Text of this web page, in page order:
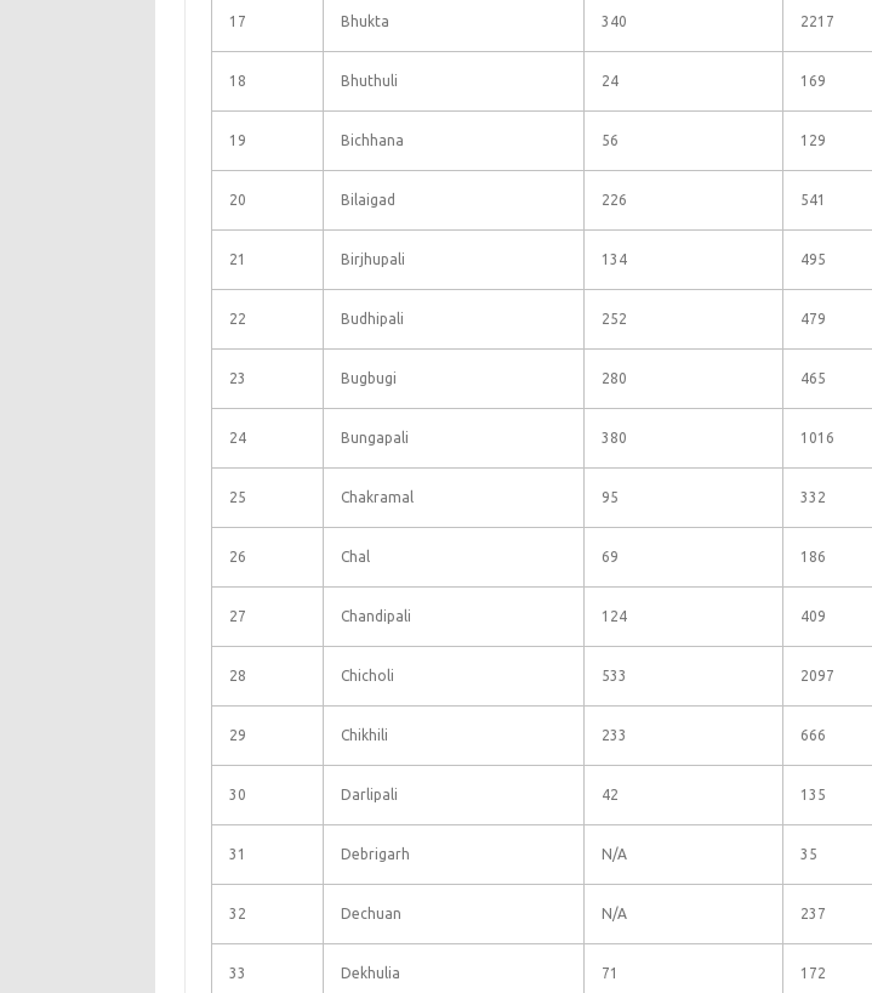
17 Bhukta 340 2217
18 Bhuthuli 24 169
19 Bichhana 56 129
20 Bilaigad 226 541
21 Birjhupali 134 495
22 Budhipali 252 479
23 Bugbugi 280 465
24 Bungapali 380 1016
25 Chakramal 95 332
26 Chal 69 186
27 Chandipali 124 409
28 Chicholi 533 2097
29 Chikhili 233 666
30 Darlipali 42 135
31 Debrigarh N/A 35
32 Dechuan N/A 237
33 Dekhulia 71 172